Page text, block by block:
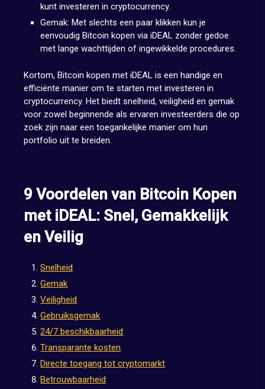
kunt investeren in cryptocurrency.
Gemak: Met slechts een paar klikken kun je
eenvoudig Bitcoin kopen via iDEAL zonder gedoe
met lange wachttijden of ingewikkelde procedures.
Kortom, Bitcoin kopen met iDEAL is een handige en
efficiënte manier om te starten met investeren in
cryptocurrency. Het biedt snelheid, veiligheid en gemak
voor zowel beginnende als ervaren investeerders die op
zoek zijn naar een toegankelijke manier om hun
portfolio uit te breiden.
9 Voordelen van Bitcoin Kopen
met iDEAL: Snel, Gemakkelijk
en Veilig
Snelheid
Gemak
Veiligheid
Gebruiksgemak
24/7 beschikbaarheid
Transparante kosten
Directe toegang tot cryptomarkt
Betrouwbaarheid